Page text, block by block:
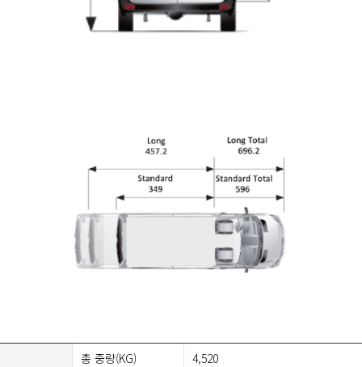
총 중량(KG)
4,520